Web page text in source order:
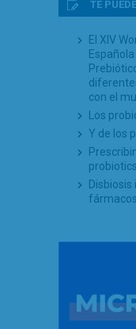
TE
El XIV
con el
Los
Y de los
probiotics
fármacos